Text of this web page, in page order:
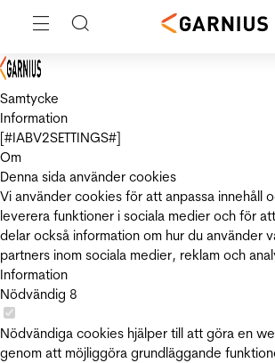
Samtycke
Information
[#IABV2SETTINGS#]
Om
Denna sida använder cookies
Vi använder cookies för att anpassa innehåll
leverera funktioner i sociala medier och för
delar också information om hur du använder
partners inom sociala medier, reklam och
Information
Nödvändig 8
Nödvändiga cookies hjälper till att göra en
genom att möjliggöra grundläggande